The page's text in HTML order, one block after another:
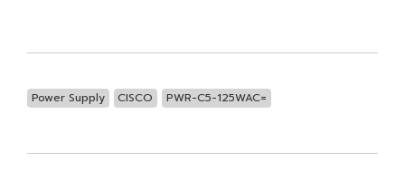
Power Supply CISCO PWR-C5-125WAC=